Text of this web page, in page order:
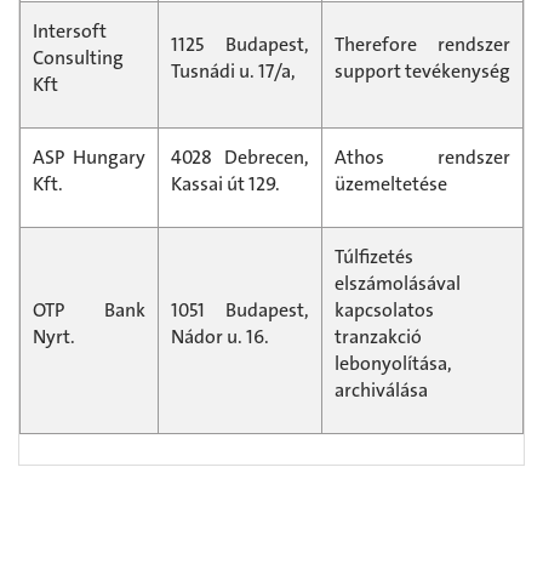
Intersoft
Consulting
Kft
1125 Budapest,
Tusnádi u. 17/a,
Therefore rendszer
support tevékenység
ASP Hungary
Kft.
4028 Debrecen,
Kassai út 129.
Athos rendszer
üzemeltetése
OTP Bank
Nyrt.
1051 Budapest,
Nádor u. 16.
Túlfizetés
elszámolásával
kapcsolatos
tranzakció
lebonyolítása,
archiválása